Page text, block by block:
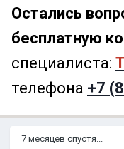
Остались
бесплатную
специалиста:
телефона +7
7 месяцев спустя...